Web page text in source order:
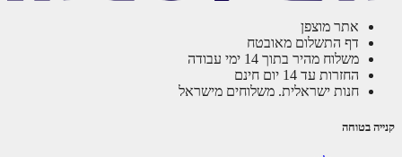
אתר מוצפן
דף התשלום מאובטח
משלוח מהיר בתוך 14 ימי עבודה
החזרות עד 14 יום חינם
חנות ישראלית. משלוחים מישראל
בטוחה